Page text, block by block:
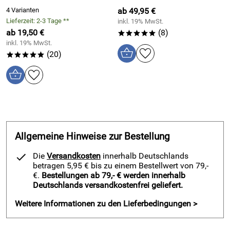
Material / Eigenschaften Raffrollo Maßanfertigung Kessy
Biese Natur:
Obermaterial Raffrollo: 65% Baumwolle 35% Polyester
waschbar bei 30° - Polyesteranteil sorgt für Einlaufschutz
Oberflächenstruktur Stoff: glatt
Farbe Raffrollo nach Maß Kessy Biese: Natur
Besondere Optik durch Blende mit abgenähten Biesen im
oberen Teil
Raffrollo Bedienung mit Kordelzug, wahlweise rechts
oder links, bitte bei Bestellung Ihrer Maßanfertigung
angeben
4 Varianten
Lieferzeit: 2-3 Tage **
ab 19,50 €
inkl. 19% MwSt.
***** (20)
ab 49,95 €
inkl. 19% MwSt.
***** (8)
Allgemeine Hinweise zur Bestellung
Die Versandkosten innerhalb Deutschlands
betragen 5,95 € bis zu einem Bestellwert von 79,-
€. Bestellungen ab 79,- € werden innerhalb
Deutschlands versandkostenfrei geliefert.
Weitere Informationen zu den Lieferbedingungen >